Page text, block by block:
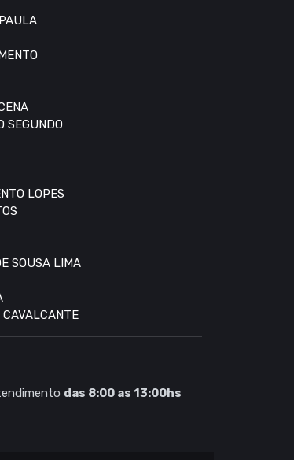
SEGUNDO
LOPES
SOUSA LIMA
CAVALCANTE
das 8:00 as 13:00hs